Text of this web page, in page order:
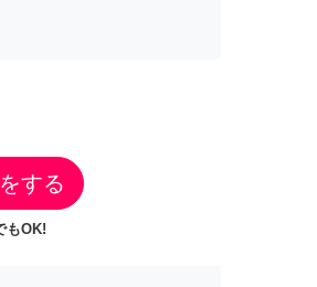
する
もOK!